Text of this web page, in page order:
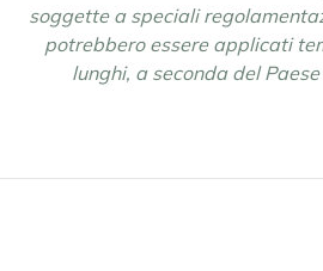
soggette a speciali
potrebbero essere applicati
lunghi, a seconda del